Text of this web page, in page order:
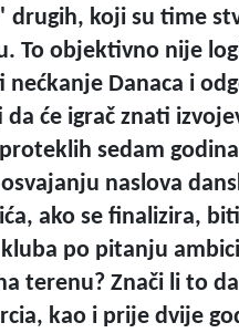
drugih, koji su time
To objektivno nije
Danaca i
će igrač znati
sedam
naslova
ako se finalizira,
po pitanju
terenu? Znači li to
kao i prije dvije